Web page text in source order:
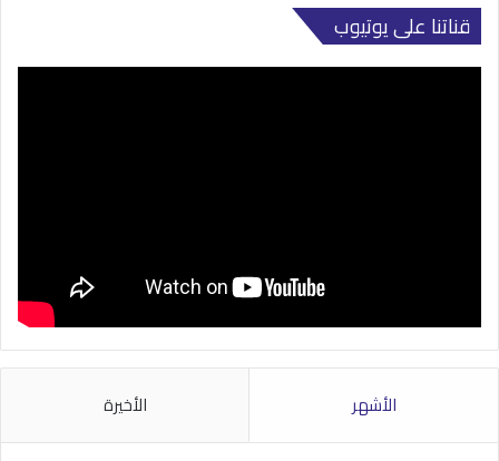
قناتنا على يوتيوب
الأشهر الأخيرة